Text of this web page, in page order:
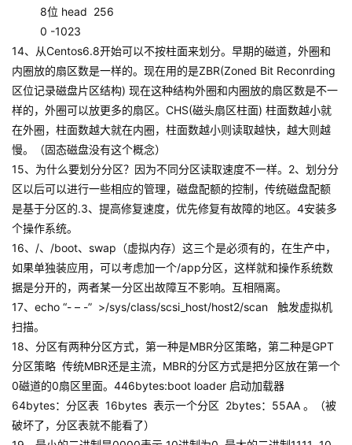
8位 head 256
0 -1023
14、从Centos6.8开始可以不按柱面来划分。早期的磁道，外圈和
内圈放的扇区数是一样的。现在用的是ZBR(Zoned Bit Reconrding
区位记录磁盘片区结构) 现在这种结构外圈和内圈放的扇区数是不一
样的，外圈可以放更多的扇区。CHS(磁头扇区柱面) 柱面数越小就
在外圈，柱面数越大就在内圈，柱面数越小则读取越快，越大则越
慢。（固态磁盘没有这个概念）
15、为什么要划分分区？因为不同分区读取速度不一样。2、划分分
区以后可以进行一些相应的管理，磁盘配额的控制，传统磁盘配额
是基于分区的.3、提高修复速度，优先修复有故障的地区。4安装多
个操作系统。
16、/、/boot、swap（虚拟内存）这三个是必须有的，在生产中，
如果单独装应用，可以考虑加一个/app分区，这样就和操作系统数
据是分开的，两者某一分区出故障互不影响。互相隔离。
17、echo “- – -” >/sys/class/scsi_host/host2/scan 触发虚拟机
扫描。
18、分区有两种分区方式，第一种是MBR分区策略，第二种是GPT
分区策略 传统MBR还是主流，MBR的分区方式是把分区放在第一个
0磁道的0扇区里面。446bytes:boot loader 启动加载器
64bytes：分区表 16bytes 表示一个分区 2bytes：55AA 。（被
破坏了，分区表就不能看了）